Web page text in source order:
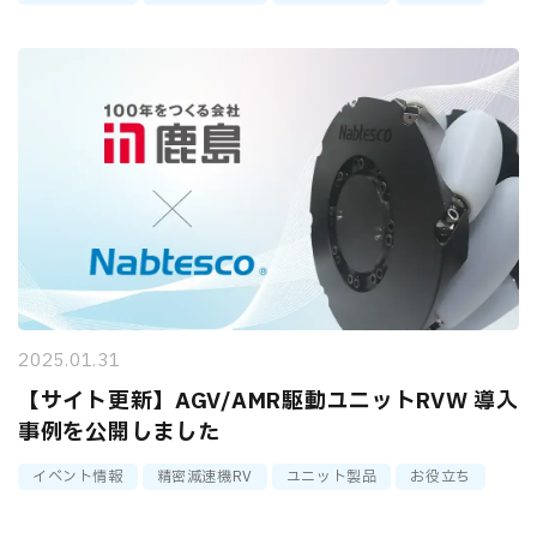
2025.01.31
【サイト更新】AGV/AMR駆動ユニットRVW 導入
事例を公開しました
イベント情報 精密減速機RV ユニット製品 お役立ち